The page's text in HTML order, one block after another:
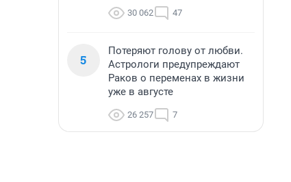
30 062 47
5
Потеряют голову от любви.
Астрологи предупреждают
Раков о переменах в жизни
уже в августе
26 257 7